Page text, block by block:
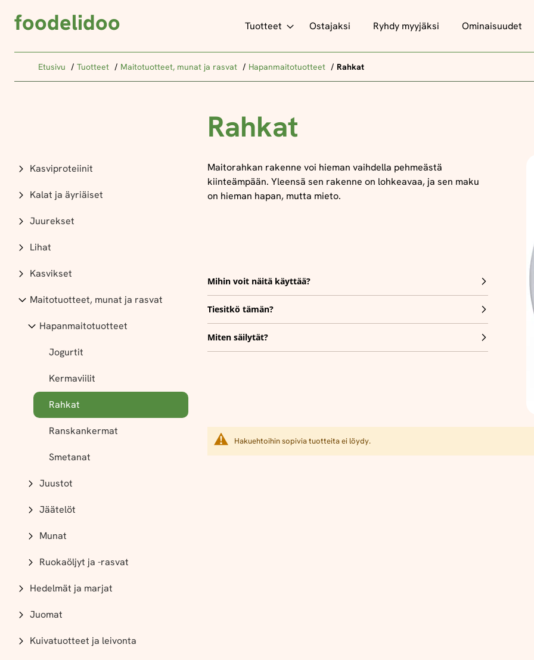
foodelidoo Tuotteet Ostajaksi Ryhdy myyjäksi Ominaisuudet
Etusivu Tuotteet Maitotuotteet, munat ja rasvat Hapanmaitotuotteet Rahkat
Rahkat
Maitorahkan rakenne voi hieman vaihdella pehmeästä
kiinteämpään. Yleensä sen rakenne on lohkeavaa, ja sen maku
on hieman hapan, mutta mieto.
Mihin voit näitä käyttää?
Tiesitkö tämän?
Miten säilytät?
Hakuehtoihin sopivia tuotteita ei löydy.
Kasviproteiinit
Kalat ja äyriäiset
Juurekset
Lihat
Kasvikset
Maitotuotteet, munat ja rasvat
Hapanmaitotuotteet
Jogurtit
Kermaviilit
Rahkat
Ranskankermat
Smetanat
Juustot
Jäätelöt
Munat
Ruokaöljyt ja -rasvat
Hedelmät ja marjat
Juomat
Kuivatuotteet ja leivonta